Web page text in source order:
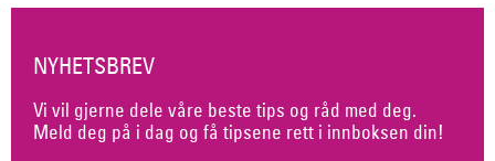
NYHETSBREV
Vi vil gjerne dele våre beste tips og råd med deg.
Meld deg på i dag og få tipsene rett i innboksen din!